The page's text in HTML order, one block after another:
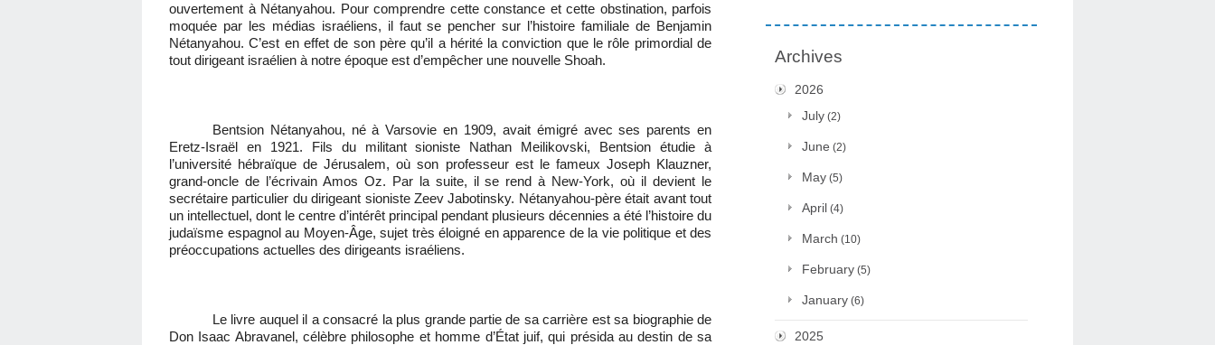
ouvertement à Nétanyahou. Pour comprendre cette constance et cette obstination, parfois
moquée par les médias israéliens, il faut se pencher sur l’histoire familiale de Benjamin
Nétanyahou. C’est en effet de son père qu’il a hérité la conviction que le rôle primordial de
tout dirigeant israélien à notre époque est d’empêcher une nouvelle Shoah.
Bentsion Nétanyahou, né à Varsovie en 1909, avait émigré avec ses parents en
Eretz-Israël en 1921. Fils du militant sioniste Nathan Meilikovski, Bentsion étudie à
l’université hébraïque de Jérusalem, où son professeur est le fameux Joseph Klauzner,
grand-oncle de l’écrivain Amos Oz. Par la suite, il se rend à New-York, où il devient le
secrétaire particulier du dirigeant sioniste Zeev Jabotinsky. Nétanyahou-père était avant tout
un intellectuel, dont le centre d’intérêt principal pendant plusieurs décennies a été l’histoire du
judaïsme espagnol au Moyen-Âge, sujet très éloigné en apparence de la vie politique et des
préoccupations actuelles des dirigeants israéliens.
Le livre auquel il a consacré la plus grande partie de sa carrière est sa biographie de
Don Isaac Abravanel, célèbre philosophe et homme d’État juif, qui présida au destin de sa
Archives
2026
July (2)
June (2)
May (5)
April (4)
March (10)
February (5)
January (6)
2025